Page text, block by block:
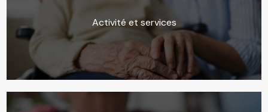
Activité et services